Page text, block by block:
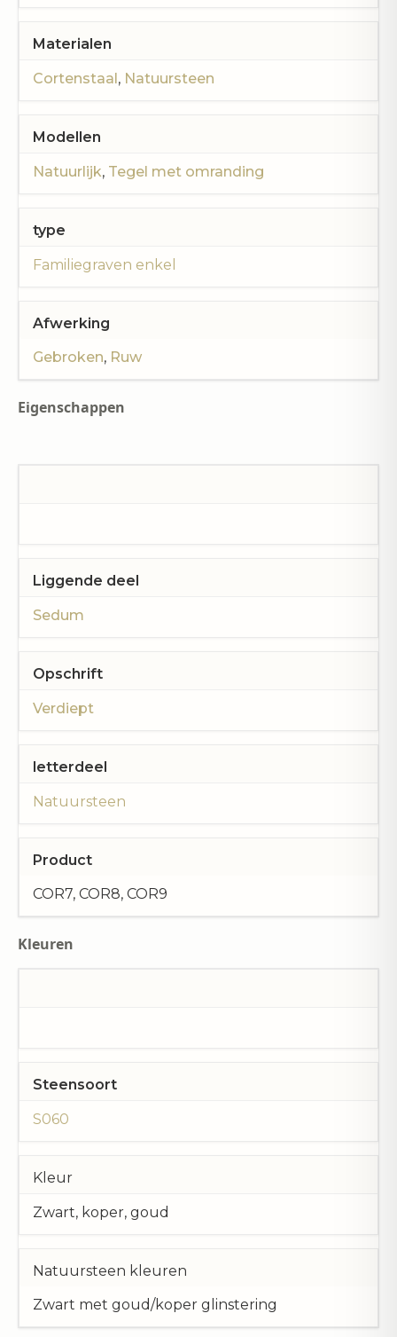
Materialen
Cortenstaal, Natuursteen
Modellen
Natuurlijk, Tegel met omranding
type
Familiegraven enkel
Afwerking
Gebroken, Ruw
Eigenschappen
Liggende deel
Sedum
Opschrift
Verdiept
letterdeel
Natuursteen
Product
COR7, COR8, COR9
Kleuren
Steensoort
S060
Kleur
Zwart, koper, goud
Natuursteen kleuren
Zwart met goud/koper glinstering